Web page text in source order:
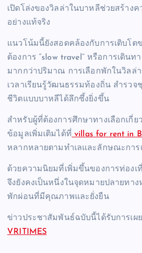
เปิดโล่งของวิลล่าในบาหลีช่วยสร้าง
อย่างแท้จริง
แนวโน้มนี้ยังสอดคล้องกับการเติบโต
ต้องการ “slow travel” หรือการเดิน
มากกว่าปริมาณ การเลือกพักในวิลล่
เวลาเรียนรู้วัฒนธรรมท้องถิ่น สำรว
ชีวิตแบบบาหลีได้ลึกซึ้งยิ่งขึ้น
สำหรับผู้ที่ต้องการศึกษาทางเลือกเกี่
ข้อมูลเพิ่มเติมได้ที่ villas for rent in
หลากหลายตามทำเลและลักษณะการ
ด้วยความนิยมที่เพิ่มขึ้นของการท่องเ
จึงยังคงเป็นหนึ่งในจุดหมายปลายทา
พักผ่อนที่มีคุณภาพและยั่งยืน
ข่าวประชาสัมพันธ์ฉบับนี้ได้รับการเผ
VRITIMES